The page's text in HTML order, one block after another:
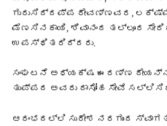
ಗುರುಸಿದ್ದಪ್ಪ ರೇವಣ್ಣವರ,
ಮೆಣಸಿನಕಾಯಿ, ಶಿವಾನಂದ ತಲ್ಲೂರ
ಉಪಸ್ಥಿತರಿದ್ದರು.
ಸಂಘಟನೆ ಅಧ್ಯಕ್ಷ ಈರಣ್ಣ
ತುಪ್ಪದ ಅವರು ದಾಸೋಹ ಸೇವೆ
ಆರಂಭದಲ್ಲಿ ಸುರೇಶ ನರಗುಂದ